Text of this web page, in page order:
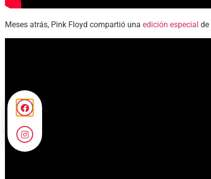
Meses atrás, Pink Floyd compartió una edición especial de